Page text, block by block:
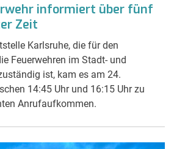
informiert über fünf
Zeit
Karlsruhe, die für den
Feuerwehren im Stadt- und
ist, kam es am 24.
14:45 Uhr und 16:15 Uhr zu
Anrufaufkommen.